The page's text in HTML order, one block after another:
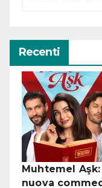
Recenti
Muhtemel
nuova